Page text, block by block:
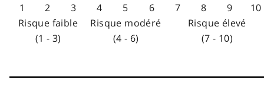
1 2 3 4 5 6 7 8 9
10
Risque faible
(1 - 3)
Risque modéré
(4 - 6)
Risque élevé
(7 - 10)